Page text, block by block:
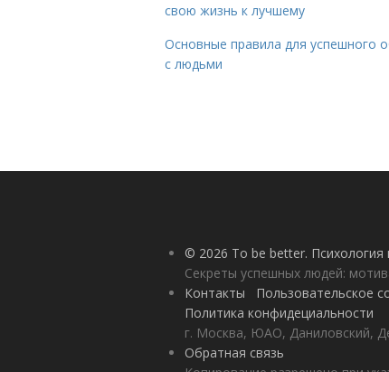
свою жизнь к лучшему
Основные правила для успешного
с людьми
© 2026 To be better. Психология
Секреты успешных людей:
Контакты
Пользовательское
Политика конфидециальности
г. Москва, ЮАО, Даниловский,
Обратная связь